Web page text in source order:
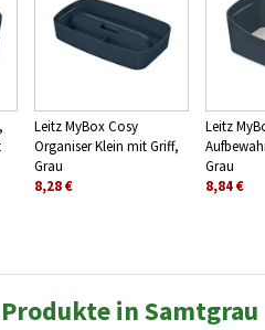
Leitz MyBox Cosy
Organiser Klein mit Griff,
Grau
8,28 €
Leitz
Grau
8,84 €
in Samtgrau